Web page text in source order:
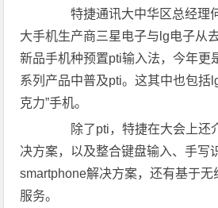
特捷通讯大中华区总经理
大手机生产商三星电子与lg电子从
新品手机种预置pti输入法，今年更
系列产品中普及pti。这其中也包括
克力”手机。
除了pti，特捷在大会上还
决方案，以及整合键盘输入、手写
smartphone解决方案，还有基于
服务。